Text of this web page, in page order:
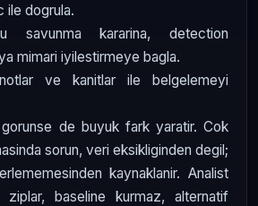
ile dogrula.
savunma kararina, detection
mimari iyilestirmeye bagla.
notlar ve kanitlar ile belgelemeyi
de buyuk fark yaratir. Cok
sorun, veri eksikliginden degil;
kaynaklanir. Analist
ziplar, baseline kurmaz, alternatif